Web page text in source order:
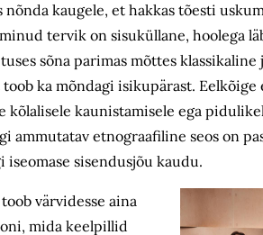
kaugele, et hakkas tõesti
tervik on sisuküllane, hoolega
sõna parimas mõttes
ka mõndagi isikupärast.
kaunistamisele ega
ammutatav etnograafiline seos on
sisendusjõu kaudu.
värvidesse aina
mida keelpillid